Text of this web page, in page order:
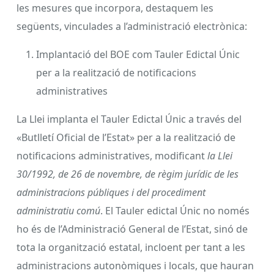
les mesures que incorpora, destaquem les
següents, vinculades a l’administració electrònica:
Implantació del BOE com Tauler Edictal Únic
per a la realització de notificacions
administratives
La Llei implanta el Tauler Edictal Únic a través del
«Butlletí Oficial de l’Estat» per a la realització de
notificacions administratives, modificantla Llei
30/1992, de 26 de novembre, de règim jurídic de les
administracions públiques i del procediment
administratiu comú. El Tauler edictal Únic no només
ho és de l’Administració General de l’Estat, sinó de
tota la organització estatal, incloent per tant a les
administracions autonòmiques i locals, que hauran